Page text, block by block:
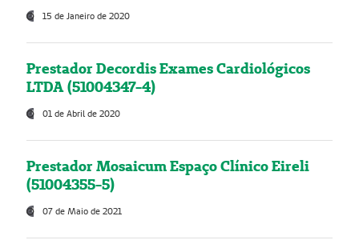
15 de Janeiro de 2020
Prestador Decordis Exames Cardiológicos
LTDA (51004347-4)
01 de Abril de 2020
Prestador Mosaicum Espaço Clínico Eireli
(51004355-5)
07 de Maio de 2021